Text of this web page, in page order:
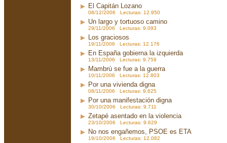
El Capitán Lozano
08/12/2006 Lecturas: 12.950
Un largo y tortuoso camino
29/11/2006 Lecturas: 9.093
Los graciosos
19/11/2006 Lecturas: 12.176
En España gobierna la izquierda
13/11/2006 Lecturas: 9.759
Mambrú se fue a la guerra
10/11/2006 Lecturas: 12.803
Por una vivienda digna
08/11/2006 Lecturas: 9.625
Por una manifestación digna
30/10/2006 Lecturas: 9.711
Zetapé asentado en la violencia
23/10/2006 Lecturas: 9.629
No nos engañemos, PSOE es ETA
19/10/2006 Lecturas: 12.082